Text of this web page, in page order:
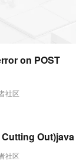
社区
on POST
removeJob":
社区
Out)java